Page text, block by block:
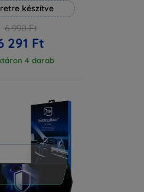
készítve
6 990 Ft
291 Ft
4 darab